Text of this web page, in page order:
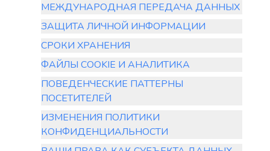
МЕЖДУНАРОДНАЯ ПЕРЕДАЧА ДАННЫХ
ЗАЩИТА ЛИЧНОЙ ИНФОРМАЦИИ
СРОКИ ХРАНЕНИЯ
ФАЙЛЫ COOKIE И АНАЛИТИКА
ПОВЕДЕНЧЕСКИЕ ПАТТЕРНЫ
ПОСЕТИТЕЛЕЙ
ИЗМЕНЕНИЯ ПОЛИТИКИ
КОНФИДЕНЦИАЛЬНОСТИ